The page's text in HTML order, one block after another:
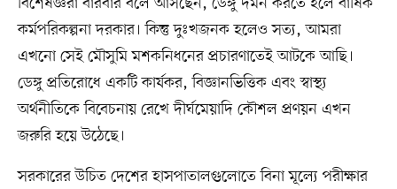
কর্মপরিকল্পনা দরকার। কিন্তু দুঃখজনক হলেও সত্য, আমরা
এখনো সেই মৌসুমি মশকনিধনের প্রচারণাতেই আটকে আছি।
ডেঙ্গু প্রতিরোধে একটি কার্যকর, বিজ্ঞানভিত্তিক এবং স্বাস্থ্য
অর্থনীতিকে বিবেচনায় রেখে দীর্ঘমেয়াদি কৌশল প্রণয়ন এখন
জরুরি হয়ে উঠেছে।
সরকারের উচিত দেশের হাসপাতালগুলোতে বিনা মূল্যে পরীক্ষার